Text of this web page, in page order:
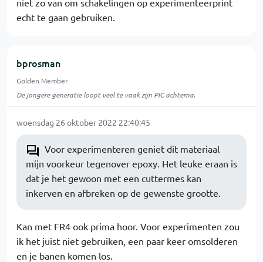
niet zo van om schakelingen op experimenteerprint
echt te gaan gebruiken.
bprosman
Golden Member
De jongere generatie loopt veel te vaak zijn PIC achterna.
woensdag 26 oktober 2022 22:40:45
Voor experimenteren geniet dit materiaal
mijn voorkeur tegenover epoxy. Het leuke eraan is
dat je het gewoon met een cuttermes kan
inkerven en afbreken op de gewenste grootte.
Kan met FR4 ook prima hoor. Voor experimenten zou
ik het juist niet gebruiken, een paar keer omsolderen
en je banen komen los.